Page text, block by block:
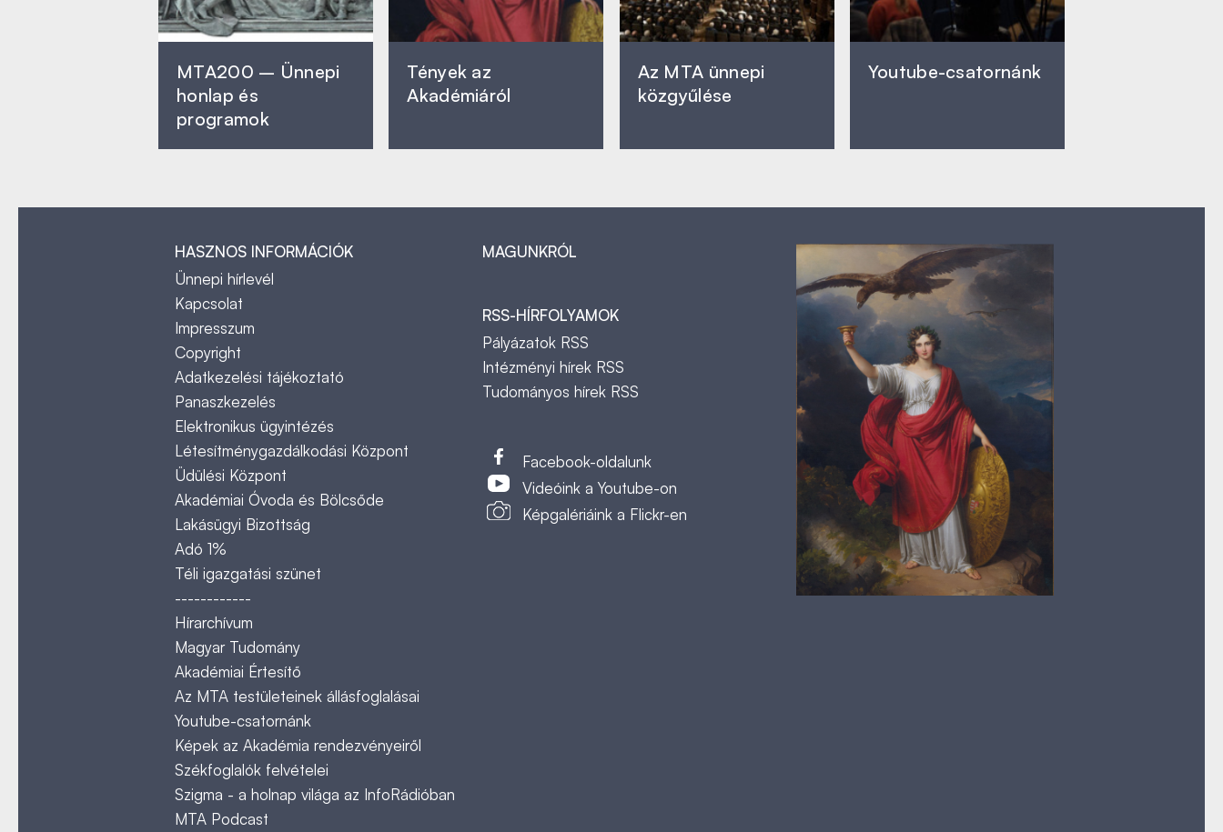
MTA200 – Ünnepi
honlap és
programok
Tények az
Akadémiáról
Az MTA ünnepi
közgyűlése
Youtube-csatornánk
HASZNOS INFORMÁCIÓK
Ünnepi hírlevél
Kapcsolat
Impresszum
Copyright
Adatkezelési tájékoztató
Panaszkezelés
Elektronikus ügyintézés
Létesítménygazdálkodási Központ
Üdülési Központ
Akadémiai Óvoda és Bölcsőde
Lakásügyi Bizottság
Adó 1%
Téli igazgatási szünet
------------
Hírarchívum
Magyar Tudomány
Akadémiai Értesítő
Az MTA testületeinek állásfoglalásai
Youtube-csatornánk
Képek az Akadémia rendezvényeiről
Székfoglalók felvételei
Szigma - a holnap világa az InfoRádióban
MTA Podcast
MAGUNKRÓL
RSS-HÍRFOLYAMOK
Pályázatok RSS
Intézményi hírek RSS
Tudományos hírek RSS
Facebook-oldalunk
Videóink a Youtube-on
Képgalériáink a Flickr-en